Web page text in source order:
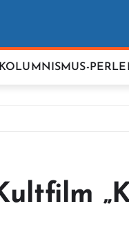
KOLUMNISMUS-